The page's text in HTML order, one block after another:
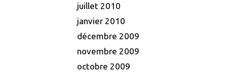
juillet 2010
janvier 2010
décembre 2009
novembre 2009
octobre 2009